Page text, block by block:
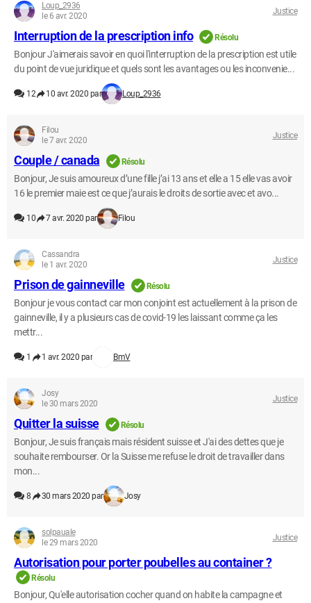
Loup_2936
le 6 avr. 2020
Justice
Interruption de la prescription info Résolu
Bonjour J'aimerais savoir en quoi l'interruption de la prescription est utile
du point de vue juridique et quels sont les avantages ou les inconvenie...
12 10 avr. 2020 par Loup_2936
Filou
le 7 avr. 2020
Justice
Couple / canada Résolu
Bonjour, Je suis amoureux d’une fille j’ai 13 ans et elle a 15 elle vas avoir
16 le premier maie est ce que j’aurais le droits de sortie avec et avo...
10 7 avr. 2020 par Filou
Cassandra
le 1 avr. 2020
Justice
Prison de gainneville Résolu
Bonjour je vous contact car mon conjoint est actuellement à la prison de
gainneville, il y a plusieurs cas de covid-19 les laissant comme ça les
mettr...
1 1 avr. 2020 par BmV
Josy
le 30 mars 2020
Justice
Quitter la suisse Résolu
Bonjour, Je suis français mais résident suisse et J'ai des dettes que je
souhaite rembourser. Or la Suisse me refuse le droit de travailler dans
mon...
8 30 mars 2020 par Josy
solpauale
le 29 mars 2020
Justice
Autorisation pour porter poubelles au container ?
Résolu
Bonjour, Qu'elle autorisation cocher quand on habite la campagne et